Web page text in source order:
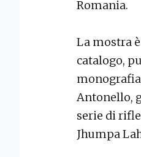
Romania.
La mostra
catalogo,
Antonello,
serie di
Jhumpa